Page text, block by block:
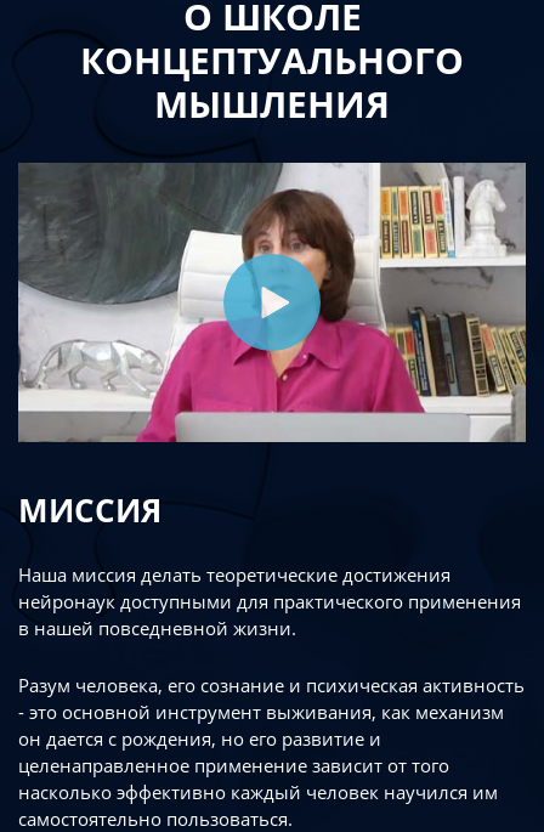
О ШКОЛЕ
КОНЦЕПТУАЛЬНОГО
МЫШЛЕНИЯ
МИССИЯ
Наша миссия делать теоретические достижения
нейронаук доступными для практического применения
в нашей повседневной жизни.
Разум человека, его сознание и психическая активность
- это основной инструмент выживания, как механизм
он дается с рождения, но его развитие и
целенаправленное применение зависит от того
насколько эффективно каждый человек научился им
самостоятельно пользоваться.